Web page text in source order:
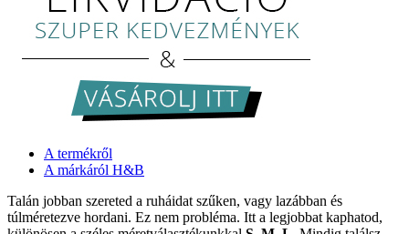
A termékről
A márkáról H&B
Talán jobban szereted a ruháidat szűken, vagy lazábban és
túlméretezve hordani. Ez nem probléma. Itt a legjobbat kaphatod,